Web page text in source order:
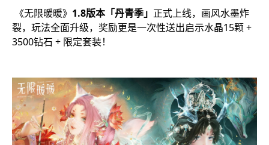
《无限暖暖》 1.8版本「丹青季」 正式上线，画风水墨炸
裂，玩法全面升级，奖励更是一次性送出启示水晶15颗 +
3500钻石 + 限定套装！